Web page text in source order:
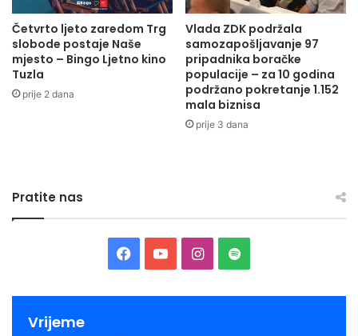
Četvrto ljeto zaredom Trg
slobode postaje Naše
mjesto – Bingo Ljetno kino
Tuzla
prije 2 dana
Vlada ZDK podržala
samozapošljavanje 97
pripadnika boračke
populacije – za 10 godina
podržano pokretanje 1.152
mala biznisa
prije 3 dana
Pratite nas
Facebook
YouTubeInstagram
Spotify
Vrijeme